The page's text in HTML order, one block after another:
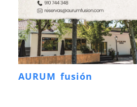
AURUM fusión